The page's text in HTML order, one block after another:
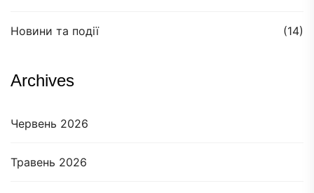
Новини та події (14)
Archives
Червень 2026
Травень 2026